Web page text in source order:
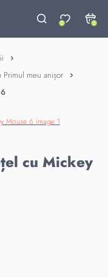
0 0
Primul meu anișor
cu Mickey